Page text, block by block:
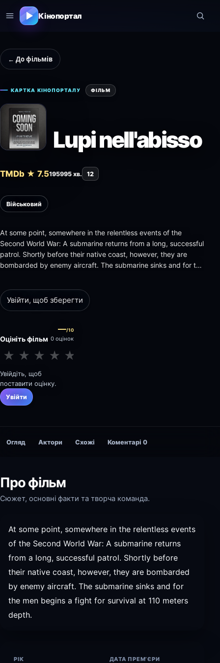
Кінопортал
← До фільмів
КАРТКА КІНОПОРТАЛУ ФІЛЬМ
Lupi nell'abisso
TMDb ★ 7.5195995 хв. 12
Військовий
At some point, somewhere in the relentless events of the
Second World War: A submarine returns from a long, successful
patrol. Shortly before their native coast, however, they are
bombarded by enemy aircraft. The submarine sinks and for the
Увійти, щоб зберегти
Оцініть фільм
—/10
0 оцінок
★ ★ ★ ★ ★
Увійдіть, щоб
поставити оцінку.
Увійти
Огляд Актори Схожі Коментарі 0
Про фільм
Сюжет, основні факти та творча команда.
At some point, somewhere in the relentless events
of the Second World War: A submarine returns
from a long, successful patrol. Shortly before
their native coast, however, they are bombarded
by enemy aircraft. The submarine sinks and for
the men begins a fight for survival at 110 meters
depth.
РІК ДАТА ПРЕМ’ЄРИ